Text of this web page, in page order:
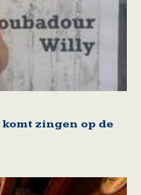
zingen op de